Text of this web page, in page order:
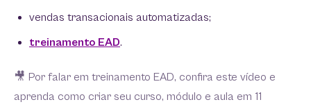
vendas transacionais automatizadas;
treinamento EAD.
🎥 Por falar em treinamento EAD, confira este vídeo e
aprenda como criar seu curso, módulo e aula em 11